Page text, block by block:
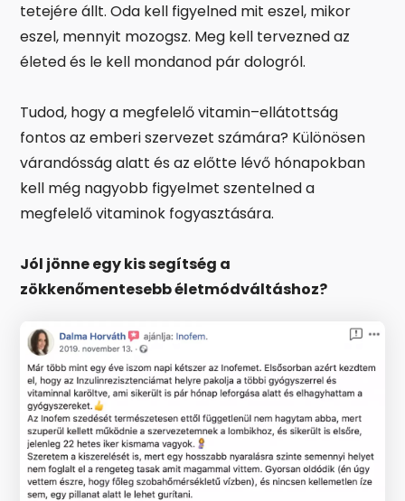
tetejére állt. Oda kell figyelned mit eszel, mikor
eszel, mennyit mozogsz. Meg kell tervezned az
életed és le kell mondanod pár dologról.
Tudod, hogy a megfelelő vitamin–ellátottság
fontos az emberi szervezet számára? Különösen
várandósság alatt és az előtte lévő hónapokban
kell még nagyobb figyelmet szentelned a
megfelelő vitaminok fogyasztására.
Jól jönne egy kis segítség a
zökkenőmentesebb életmódváltáshoz?